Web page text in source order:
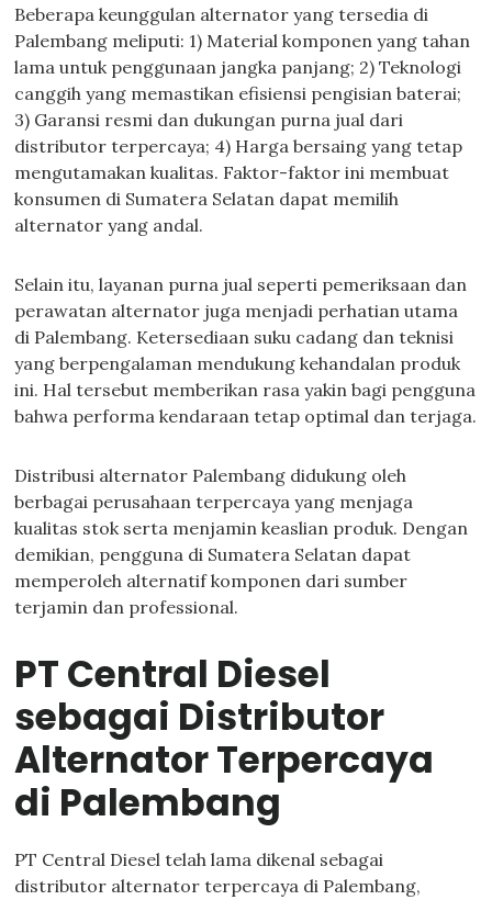
Beberapa keunggulan alternator yang tersedia di
Palembang meliputi: 1) Material komponen yang tahan
lama untuk penggunaan jangka panjang; 2) Teknologi
canggih yang memastikan efisiensi pengisian baterai;
3) Garansi resmi dan dukungan purna jual dari
distributor terpercaya; 4) Harga bersaing yang tetap
mengutamakan kualitas. Faktor-faktor ini membuat
konsumen di Sumatera Selatan dapat memilih
alternator yang andal.
Selain itu, layanan purna jual seperti pemeriksaan dan
perawatan alternator juga menjadi perhatian utama
di Palembang. Ketersediaan suku cadang dan teknisi
yang berpengalaman mendukung kehandalan produk
ini. Hal tersebut memberikan rasa yakin bagi pengguna
bahwa performa kendaraan tetap optimal dan terjaga.
Distribusi alternator Palembang didukung oleh
berbagai perusahaan terpercaya yang menjaga
kualitas stok serta menjamin keaslian produk. Dengan
demikian, pengguna di Sumatera Selatan dapat
memperoleh alternatif komponen dari sumber
terjamin dan professional.
PT Central Diesel
sebagai Distributor
Alternator Terpercaya
di Palembang
PT Central Diesel telah lama dikenal sebagai
distributor alternator terpercaya di Palembang,